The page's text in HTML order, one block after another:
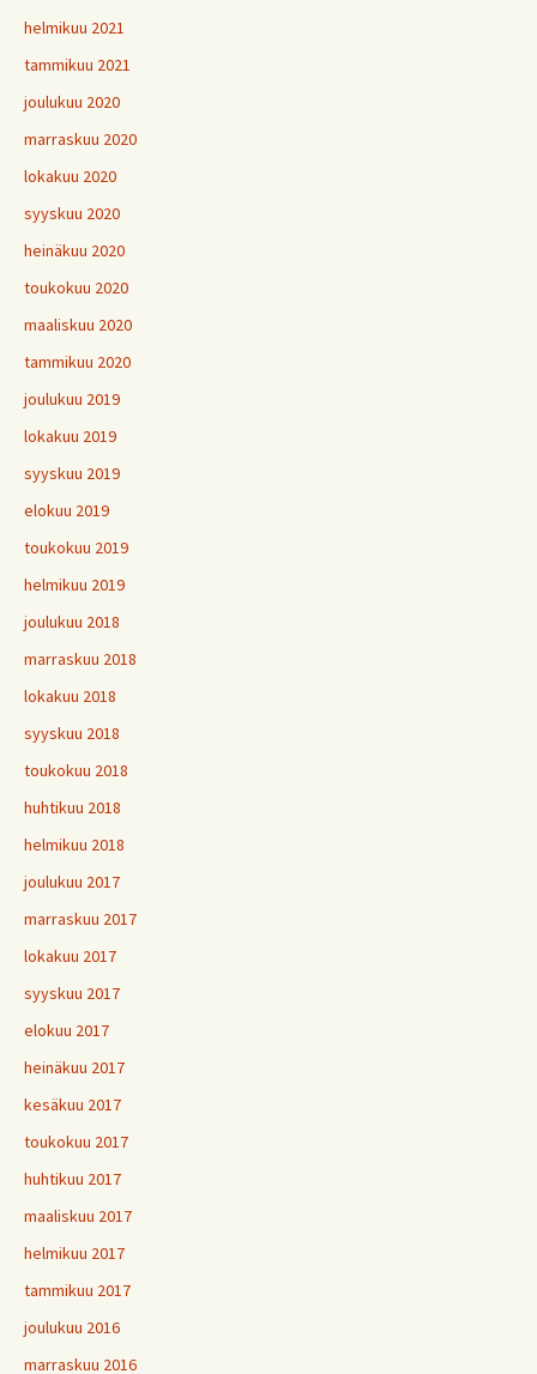
helmikuu 2021
tammikuu 2021
joulukuu 2020
marraskuu 2020
lokakuu 2020
syyskuu 2020
heinäkuu 2020
toukokuu 2020
maaliskuu 2020
tammikuu 2020
joulukuu 2019
lokakuu 2019
syyskuu 2019
elokuu 2019
toukokuu 2019
helmikuu 2019
joulukuu 2018
marraskuu 2018
lokakuu 2018
syyskuu 2018
toukokuu 2018
huhtikuu 2018
helmikuu 2018
joulukuu 2017
marraskuu 2017
lokakuu 2017
syyskuu 2017
elokuu 2017
heinäkuu 2017
kesäkuu 2017
toukokuu 2017
huhtikuu 2017
maaliskuu 2017
helmikuu 2017
tammikuu 2017
joulukuu 2016
marraskuu 2016